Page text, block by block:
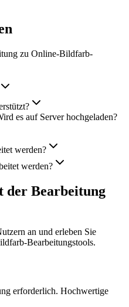
zu Online-Bildfarb-
es auf Server hochgeladen?
werden?
werden?
der Bearbeitung
an und erleben Sie
Bearbeitungstools.
erforderlich. Hochwertige